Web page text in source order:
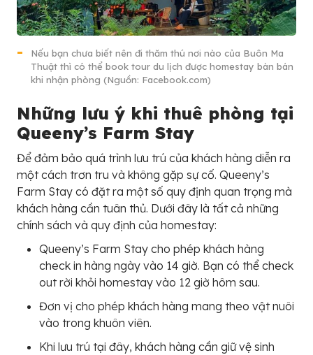
Nếu bạn chưa biết nên đi thăm thú nơi nào của Buôn Ma
Thuật thì có thể book tour du lịch được homestay bàn bán
khi nhận phòng (Nguồn: Facebook.com)
Những lưu ý khi thuê phòng tại
Queeny’s Farm Stay
Để đảm bảo quá trình lưu trú của khách hàng diễn ra
một cách trơn tru và không gặp sự cố. Queeny’s
Farm Stay có đặt ra một số quy định quan trọng mà
khách hàng cần tuân thủ. Dưới đây là tất cả những
chính sách và quy định của homestay:
Queeny’s Farm Stay cho phép khách hàng
check in hàng ngày vào 14 giờ. Bạn có thể check
out rời khỏi homestay vào 12 giờ hôm sau.
Đơn vị cho phép khách hàng mang theo vật nuôi
vào trong khuôn viên.
Khi lưu trú tại đây, khách hàng cần giữ vệ sinh